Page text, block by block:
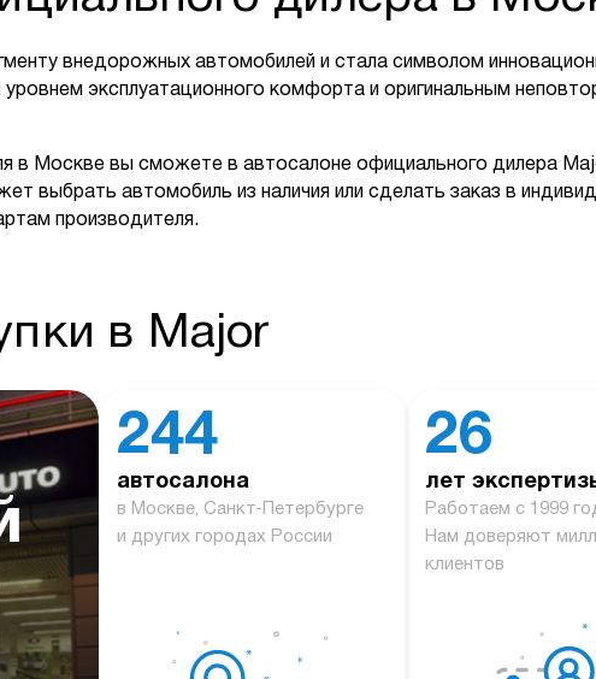
внедорожных автомобилей и стала символом
эксплуатационного комфорта и оригинальным
в Москве вы сможете в автосалоне официального дилера
выбрать автомобиль из наличия или сделать заказ в
производителя.
в Major
244
автосалона
в Москве, Санкт-Петербурге
и других городах России
26
лет
Работаем с 1999
Нам доверяют
клиентов